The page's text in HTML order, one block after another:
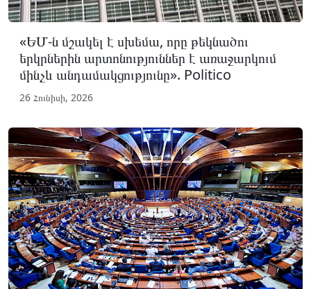
«ԵՄ-ն մշակել է սխեմա, որը թեկնածու
երկրներին արտոնություններ է առաջարկում
մինչև անդամակցությունը». Politico
26 Հունիսի, 2026